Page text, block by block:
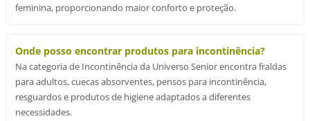
feminina, proporcionando maior conforto e proteção.
Onde posso encontrar produtos para incontinência?
Na categoria de Incontinência da Universo Senior encontra fraldas
para adultos, cuecas absorventes, pensos para incontinência,
resguardos e produtos de higiene adaptados a diferentes
necessidades.